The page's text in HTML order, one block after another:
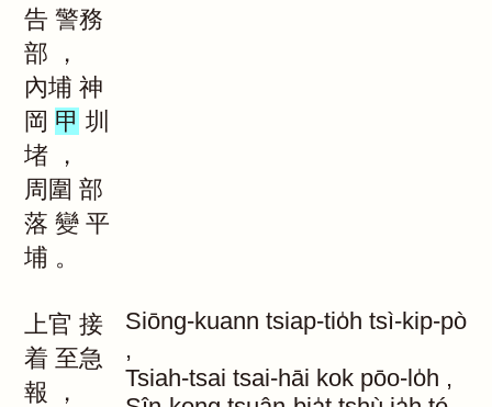
告 警務
部
，
內埔 神
岡 甲 圳
堵
，
周圍 部
落 變 平
埔 。
上官 接
着 至急
報
，
Siōng-kuann tsiap-tio̍h tsì-kip-pò
,
Tsiah-tsai tsai-hāi kok pōo-lo̍h ,